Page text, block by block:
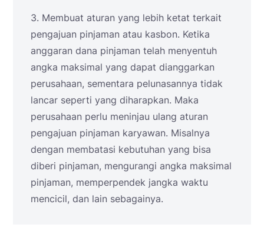
3. Membuat aturan yang lebih ketat terkait
pengajuan pinjaman atau kasbon. Ketika
anggaran dana pinjaman telah menyentuh
angka maksimal yang dapat dianggarkan
perusahaan, sementara pelunasannya tidak
lancar seperti yang diharapkan. Maka
perusahaan perlu meninjau ulang aturan
pengajuan pinjaman karyawan. Misalnya
dengan membatasi kebutuhan yang bisa
diberi pinjaman, mengurangi angka maksimal
pinjaman, memperpendek jangka waktu
mencicil, dan lain sebagainya.